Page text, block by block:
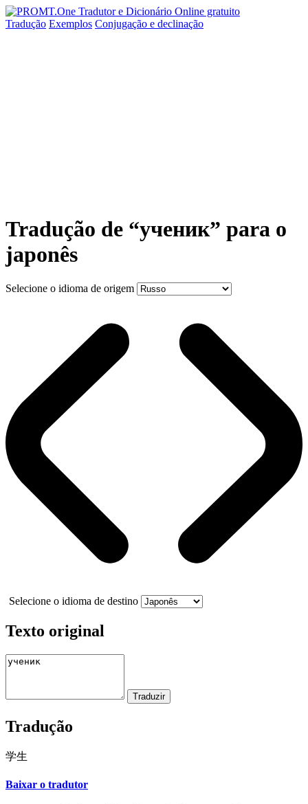
Tradução Exemplos Conjugação e declinação
Tradução de “ученик” para o
japonês
Selecione o idioma de origem
Selecione o idioma de destino
Texto original
Tradução
学生
Baixar o tradutor